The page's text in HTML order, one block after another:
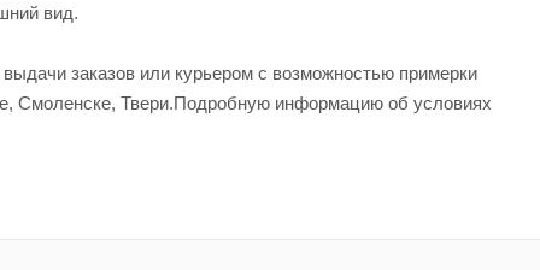
вид.
заказов или курьером с возможностью примерки
Смоленске, Твери.Подробную информацию об условиях